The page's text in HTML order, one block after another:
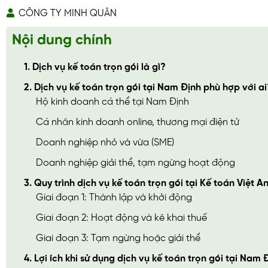
CÔNG TY MINH QUÂN
Nội dung chính
1. Dịch vụ kế toán trọn gói là gì?
2. Dịch vụ kế toán trọn gói tại Nam Định phù hợp với
Hộ kinh doanh cá thể tại Nam Định
Cá nhân kinh doanh online, thương mại điện tử
Doanh nghiệp nhỏ và vừa (SME)
Doanh nghiệp giải thể, tạm ngừng hoạt động
3. Quy trình dịch vụ kế toán trọn gói tại Kế toán Việt
Giai đoạn 1: Thành lập và khởi động
Giai đoạn 2: Hoạt động và kê khai thuế
Giai đoạn 3: Tạm ngừng hoặc giải thể
4. Lợi ích khi sử dụng dịch vụ kế toán trọn gói tại Nam